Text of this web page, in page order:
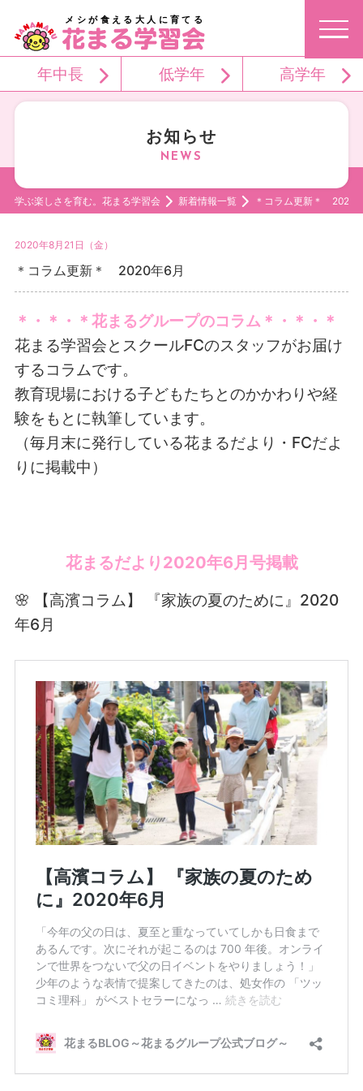
メシが食える大人に育てる
年中長 低学年 高学年
お知らせ
学ぶ楽しさを育む。花まる学習会 新着情報一覧 ＊コラム更新＊ 2020
2020年8月21日（金）
＊コラム更新＊ 2020年6月
＊・＊・＊花まるグループのコラム＊・＊・＊
花まる学習会とスクールFCのスタッフがお届け
するコラムです。
教育現場における子どもたちとのかかわりや経
験をもとに執筆しています。
（毎月末に発行している花まるだより・FCだよ
りに掲載中）
花まるだより2020年6月号掲載
🌸 【高濱コラム】 『家族の夏のために』2020
年6月